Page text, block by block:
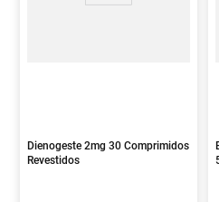
Dienogeste 2mg 30 Comprimidos
Revestidos